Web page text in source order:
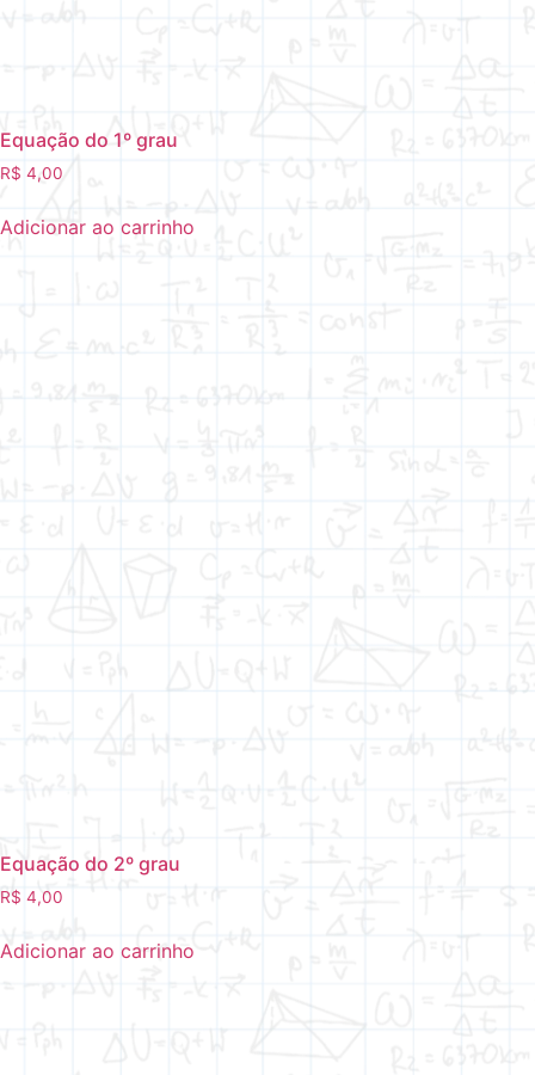
Equação do 1º grau
R$ 4,00
Adicionar ao carrinho
Equação do 2º grau
R$ 4,00
Adicionar ao carrinho